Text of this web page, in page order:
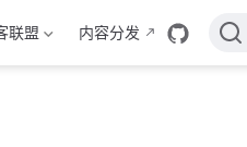
联盟 内容分发